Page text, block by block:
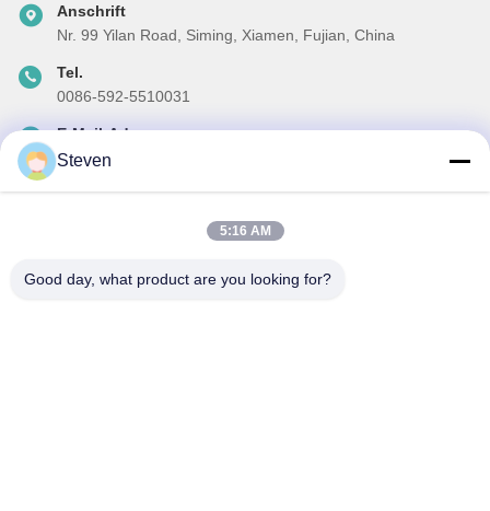
Anschrift
Nr. 99 Yilan Road, Siming, Xiamen, Fujian, China
Tel.
0086-592-5510031
E-Mail-Adresse
steven@winley-electric.com
Abonnieren Sie unseren Newsletter für Rabatte und mehr.
Steven
5:16 AM
Good day, what product are you looking for?